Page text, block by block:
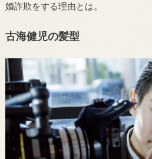
婚詐欺をする理由とは。
古海健児の髪型